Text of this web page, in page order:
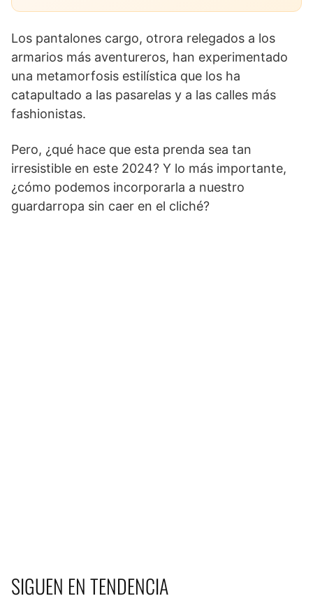
Los pantalones cargo, otrora relegados a los
armarios más aventureros, han experimentado
una metamorfosis estilística que los ha
catapultado a las pasarelas y a las calles más
fashionistas.
Pero, ¿qué hace que esta prenda sea tan
irresistible en este 2024? Y lo más importante,
¿cómo podemos incorporarla a nuestro
guardarropa sin caer en el cliché?
SIGUEN EN TENDENCIA